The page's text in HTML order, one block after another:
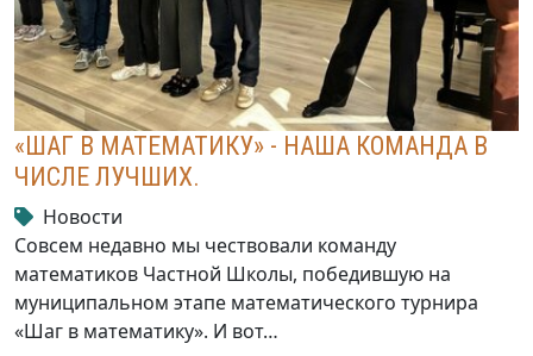
«ШАГ В МАТЕМАТИКУ» - НАША КОМАНДА В
ЧИСЛЕ ЛУЧШИХ.
Новости
Совсем недавно мы чествовали команду
математиков Частной Школы, победившую на
муниципальном этапе математического турнира
«Шаг в математику». И вот…